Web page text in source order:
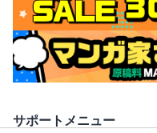
サポートメニュー